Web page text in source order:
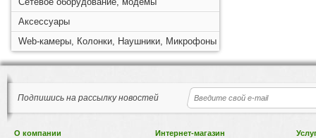
Аксессуары
Web-камеры, Колонки, Наушники, Микрофоны
Подпишись на рассылку новостей
О компании
Интернет-магазин